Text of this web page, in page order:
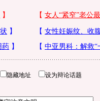
隐藏地址 设为辩论话题